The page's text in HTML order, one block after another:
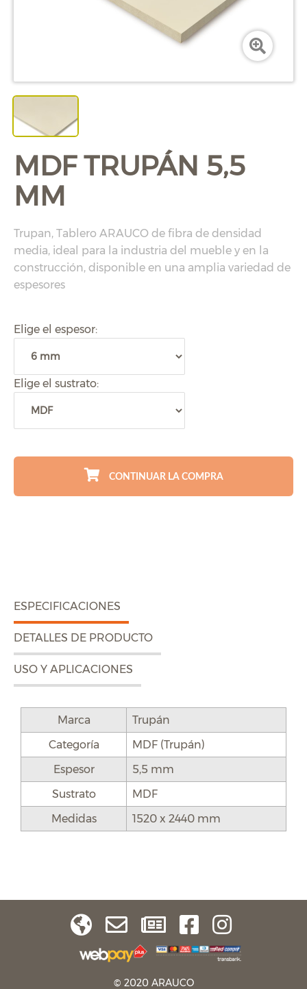
MDF TRUPÁN 5,5
MM
Trupan, Tablero ARAUCO de fibra de densidad
media, ideal para la industria del mueble y en la
construcción, disponible en una amplia variedad de
espesores
Elige el espesor:
Elige el sustrato:
CONTINUAR LA COMPRA
ESPECIFICACIONES
DETALLES DE PRODUCTO
USO Y APLICACIONES
Marca
Trupán
Categoría
MDF (Trupán)
Espesor
5,5 mm
Sustrato
MDF
Medidas
1520 x 2440 mm
© 2020 ARAUCO